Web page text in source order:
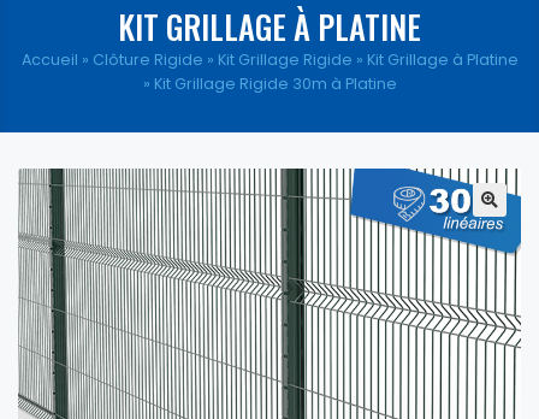
KIT GRILLAGE À PLATINE
Accueil » Clôture Rigide » Kit Grillage Rigide » Kit Grillage à Platine
» Kit Grillage Rigide 30m à Platine
🔍